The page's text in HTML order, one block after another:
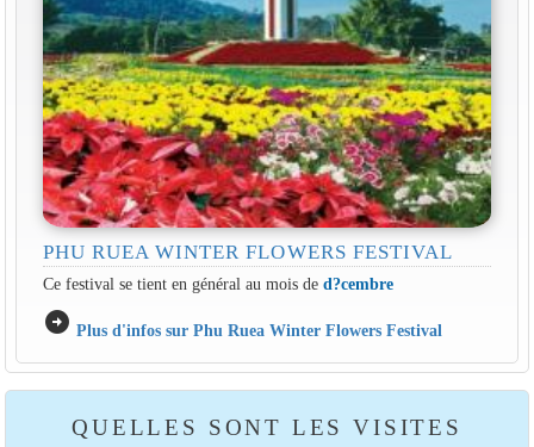
PHU RUEA WINTER FLOWERS FESTIVAL
Ce festival se tient en général au mois de d?cembre
arrow_circle_right Plus d'infos sur Phu Ruea Winter Flowers Festival
QUELLES SONT LES VISITES